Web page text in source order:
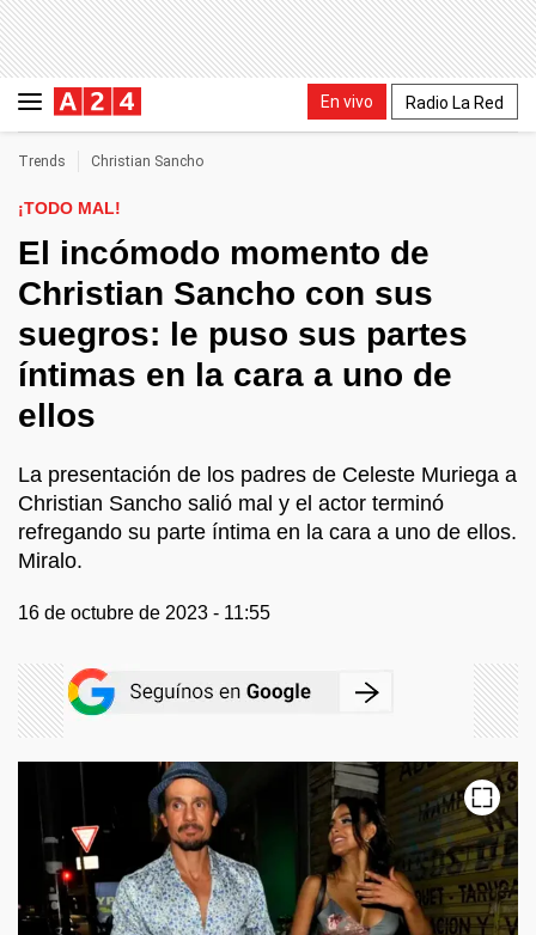
En vivo Radio La Red
Trends Christian Sancho
¡TODO MAL!
El incómodo momento de
Christian Sancho con sus
suegros: le puso sus partes
íntimas en la cara a uno de
ellos
La presentación de los padres de Celeste Muriega a
Christian Sancho salió mal y el actor terminó
refregando su parte íntima en la cara a uno de ellos.
Miralo.
16 de octubre de 2023 - 11:55